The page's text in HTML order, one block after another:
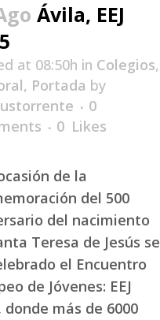
Ávila, EEJ
at 08:50h in Colegios,
, Portada by
0
0 Likes
de la
del 500
del nacimiento
Teresa de Jesús se
el Encuentro
de Jóvenes: EEJ
donde más de 6000